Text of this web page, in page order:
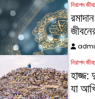
নিরাপদ
নিরাপদ
হাজ্জ:
যা